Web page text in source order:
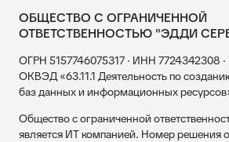
ОБЩЕСТВО С ОГРАНИЧЕННОЙ
ОТВЕТСТВЕННОСТЬЮ "ЭДДИ
ОГРН 5157746075317 · ИНН 7724342308 ·
ОКВЭД «63.11.1 Деятельность по
баз данных и информационных
Общество с ограниченной
является ИТ компанией. Номер решения